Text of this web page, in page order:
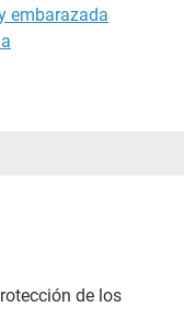
embarazada
de los